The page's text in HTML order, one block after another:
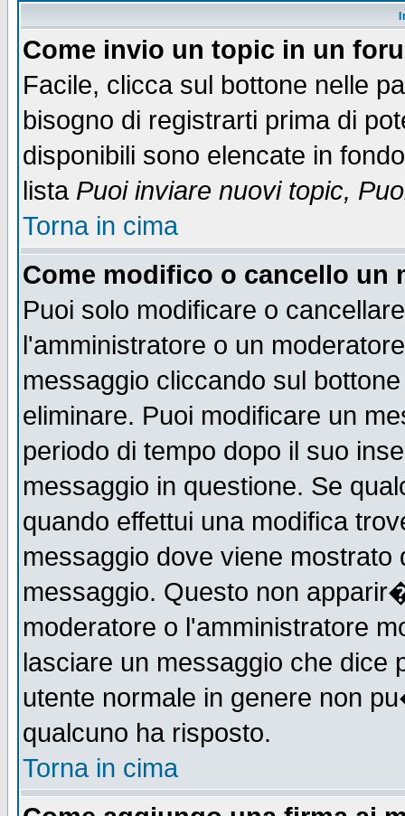
Come invio un topic in un
Facile, clicca sul bottone nelle
bisogno di registrarti prima di
disponibili sono elencate in
lista Puoi inviare nuovi topic,
Torna in cima
Come modifico o cancello un
Puoi solo modificare o
l'amministratore o un
messaggio cliccando sul
eliminare. Puoi modificare un
periodo di tempo dopo il suo
messaggio in questione. Se
quando effettui una modifica
messaggio dove viene mostrato
messaggio. Questo non
moderatore o l'amministratore
lasciare un messaggio che
utente normale in genere non
qualcuno ha risposto.
Torna in cima